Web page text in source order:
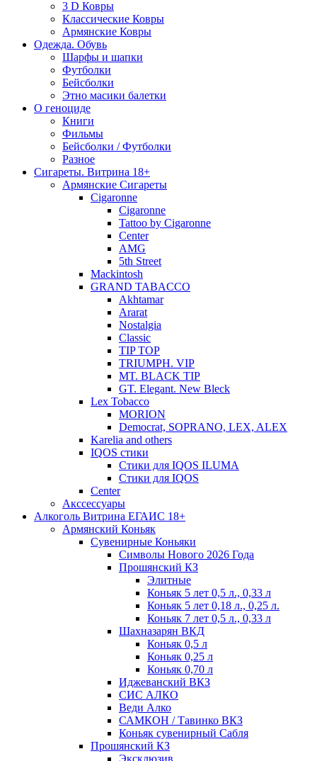
3 D Ковры
Классические Ковры
Армянские Ковры
Одежда. Обувь
Шарфы и шапки
Футболки
Бейсболки
Этно масики балетки
О геноциде
Книги
Фильмы
Бейсболки / Футболки
Разное
Сигареты. Витрина 18+
Армянские Сигареты
Cigaronne
Cigaronne
Tattoo by Cigaronne
Center
AMG
5th Street
Mackintosh
GRAND TABACCO
Akhtamar
Ararat
Nostalgia
Classic
TIP TOP
TRIUMPH. VIP
MT. BLACK TIP
GT. Elegant. New Bleck
Lex Tobacco
MORION
Democrat, SOPRANO, LEX, ALEX
Karelia and others
IQOS стики
Стики для IQOS ILUMA
Стики для IQOS
Сenter
Акссессуары
Алкоголь Витрина ЕГАИС 18+
Армянский Коньяк
Сувенирные Коньяки
Символы Нового 2026 Года
Прошянский КЗ
Элитные
Коньяк 5 лет 0,5 л., 0,33 л
Коньяк 5 лет 0,18 л., 0,25 л.
Коньяк 7 лет 0,5 л., 0,33 л
Шахназарян ВКД
Коньяк 0,5 л
Коньяк 0,25 л
Коньяк 0,70 л
Иджеванский ВКЗ
СИС АЛКО
Веди Алко
САМКОН / Тавинко ВКЗ
Коньяк сувенирный Сабля
Прошянский КЗ
Эксклюзив